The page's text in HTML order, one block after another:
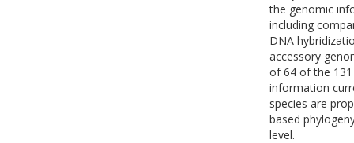
the genomic
including
DNA
accessory
of 64 of the
information
species are
based
level.